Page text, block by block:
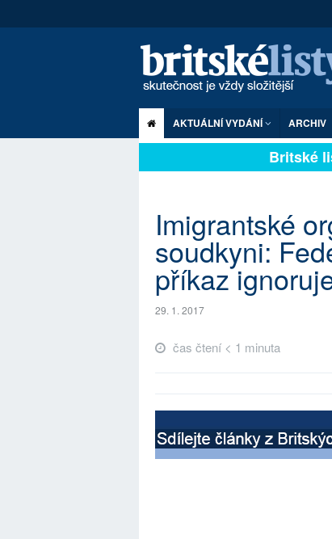
AKTUÁLNÍ VYDÁNÍ ARCHIV
Britské
Imigrantské
soudkyni:
příkaz
29. 1. 2017
čas čtení < 1 minuta